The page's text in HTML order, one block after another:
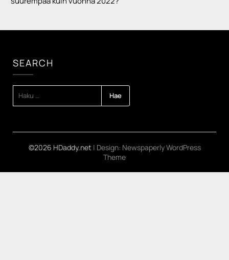
SEARCH
©2026 HDaddy.net | Design: Newspaperly WordPress
Theme